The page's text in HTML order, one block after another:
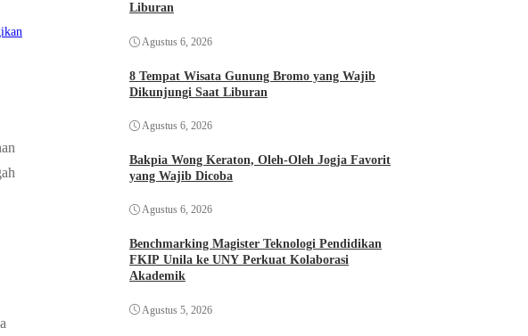
Liburan
Agustus 6, 2026
8 Tempat Wisata Gunung Bromo yang Wajib
Dikunjungi Saat Liburan
Agustus 6, 2026
Bakpia Wong Keraton, Oleh-Oleh Jogja Favorit
yang Wajib Dicoba
Agustus 6, 2026
Benchmarking Magister Teknologi Pendidikan
FKIP Unila ke UNY Perkuat Kolaborasi
Akademik
Agustus 5, 2026